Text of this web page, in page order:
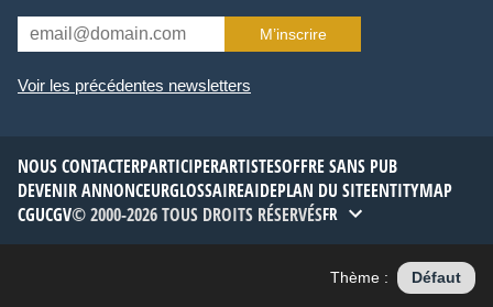
M’inscrire
Voir les précédentes newsletters
NOUS CONTACTERPARTICIPERARTISTESOFFRE SANS PUB
DEVENIR ANNONCEURGLOSSAIREAIDEPLAN DU SITEENTITYMAP
CGUCGV© 2000-2026 TOUS DROITS RÉSERVÉSFR
Thème : Défaut